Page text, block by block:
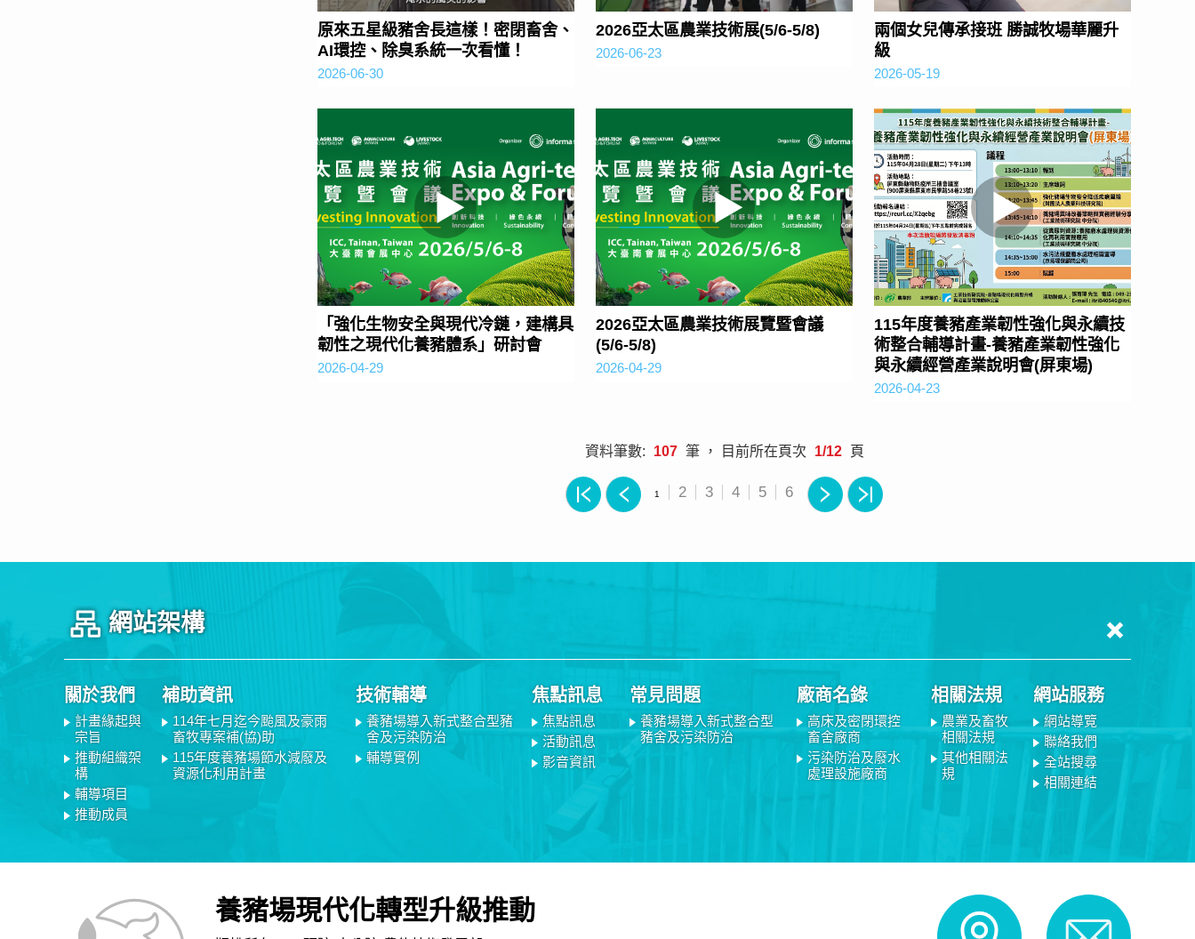
原來五星級豬舍長這樣！密閉畜舍、
AI環控、除臭系統一次看懂！
2026-06-30
2026亞太區農業技術展(5/6-5/8)
2026-06-23
兩個女兒傳承接班 勝誠牧場華麗升
級
2026-05-19
「強化生物安全與現代冷鏈，建構具
韌性之現代化養豬體系」研討會
2026-04-29
2026亞太區農業技術展覽暨會議
(5/6-5/8)
2026-04-29
115年度養豬產業韌性強化與永續技
術整合輔導計畫-養豬產業韌性強化
與永續經營產業說明會(屏東場)
2026-04-23
資料筆數: 107 筆 ， 目前所在頁次 1/12 頁
1 2 3 4 5 6
網站架構
關於我們
計畫緣起與
宗旨
推動組織架
構
輔導項目
推動成員
補助資訊
114年七月迄今颱風及豪雨
畜牧專案補(協)助
115年度養豬場節水減廢及
資源化利用計畫
技術輔導
養豬場導入新式整合型豬
舍及污染防治
輔導實例
焦點訊息
焦點訊息
活動訊息
影音資訊
常見問題
養豬場導入新式整合型
豬舍及污染防治
廠商名錄
高床及密閉環控
畜舍廠商
污染防治及廢水
處理設施廠商
相關法規
農業及畜牧
相關法規
其他相關法
規
網站服務
網站導覽
聯絡我們
全站搜尋
相關連結
養豬場現代化轉型升級推動